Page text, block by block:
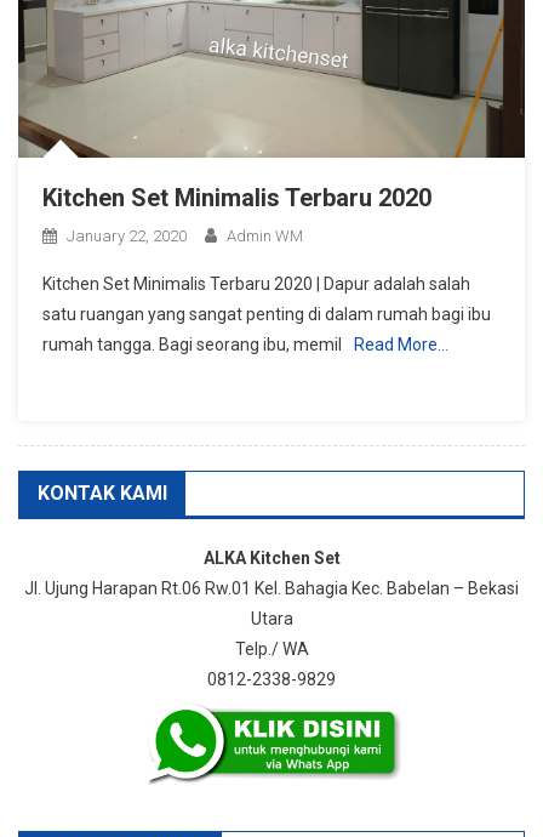
Kitchen Set Minimalis Terbaru 2020
January 22, 2020 Admin WM
Kitchen Set Minimalis Terbaru 2020 | Dapur adalah salah
satu ruangan yang sangat penting di dalam rumah bagi ibu
rumah tangga. Bagi seorang ibu, memil
Read More…
KONTAK KAMI
ALKA Kitchen Set
Jl. Ujung Harapan Rt.06 Rw.01 Kel. Bahagia Kec. Babelan – Bekasi
Utara
Telp./ WA
0812-2338-9829